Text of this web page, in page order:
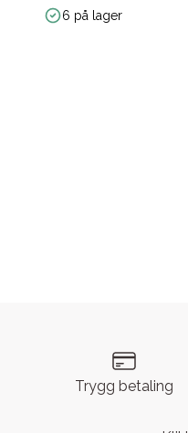
6 på lager
Trygg betaling